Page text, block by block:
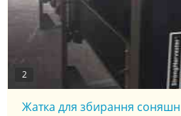
2
Жатка для збирання